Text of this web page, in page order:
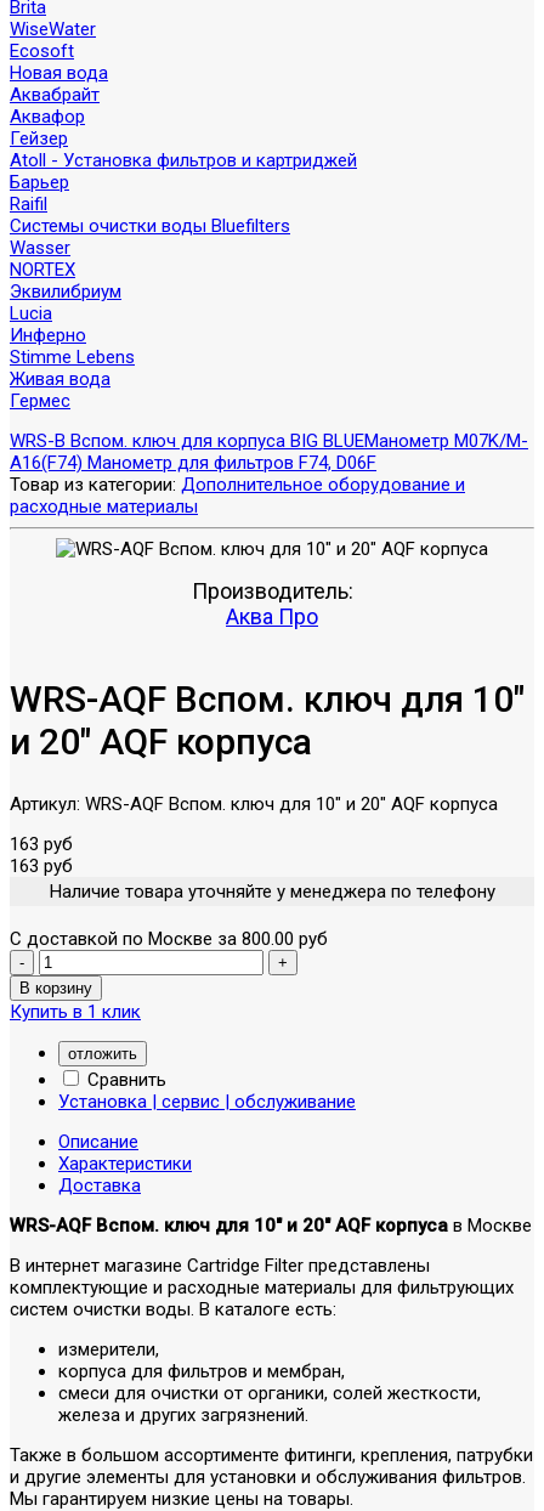
Brita
WiseWater
Ecosoft
Новая вода
Аквабрайт
Аквафор
Гейзер
Atoll - Установка фильтров и картриджей
Барьер
Raifil
Системы очистки воды Bluefilters
Wasser
NORTEX
Эквилибриум
Lucia
Инферно
Stimme Lebens
Живая вода
Гермес
WRS-B Вспом. ключ для корпуса BIG BLUEМанометр M07K/M-
A16(F74) Манометр для фильтров F74, D06F
Товар из категории: Дополнительное оборудование и
расходные материалы
Производитель:
Аква Про
WRS-AQF Вспом. ключ для 10"
и 20" AQF корпуса
Артикул: WRS-AQF Вспом. ключ для 10" и 20" AQF корпуса
163 руб
163 руб
Наличие товара уточняйте у менеджера по телефону
С доставкой по Москве за 800.00 руб
Купить в 1 клик
отложить
Сравнить
Установка | сервис | обслуживание
Описание
Характеристики
Доставка
WRS-AQF Вспом. ключ для 10" и 20" AQF корпуса в Москве
В интернет магазине Cartridge Filter представлены
комплектующие и расходные материалы для фильтрующих
систем очистки воды. В каталоге есть:
измерители,
корпуса для фильтров и мембран,
смеси для очистки от органики, солей жесткости,
железа и других загрязнений.
Также в большом ассортименте фитинги, крепления, патрубки
и другие элементы для установки и обслуживания фильтров.
Мы гарантируем низкие цены на товары.